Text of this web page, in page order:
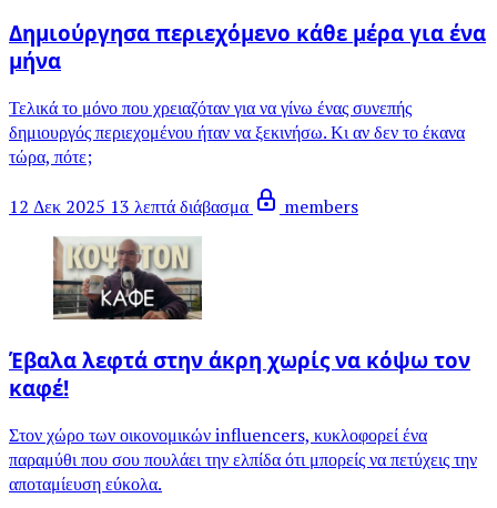
Δημιούργησα περιεχόμενο κάθε μέρα για ένα
μήνα
Τελικά το μόνο που χρειαζόταν για να γίνω ένας συνεπής
δημιουργός περιεχομένου ήταν να ξεκινήσω. Κι αν δεν το έκανα
τώρα, πότε;
12 Δεκ 2025 13 λεπτά διάβασμα members
Έβαλα λεφτά στην άκρη χωρίς να κόψω τον
καφέ!
Στον χώρο των οικονομικών influencers, κυκλοφορεί ένα
παραμύθι που σου πουλάει την ελπίδα ότι μπορείς να πετύχεις την
αποταμίευση εύκολα.